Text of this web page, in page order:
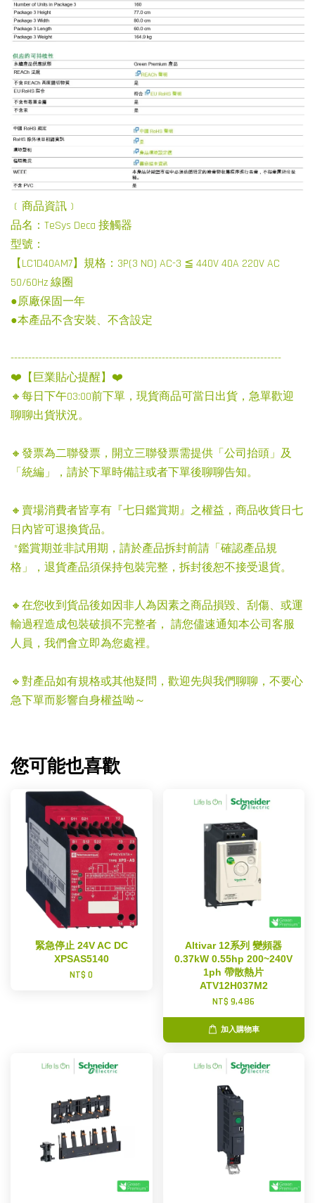
﹝商品資訊﹞
品名：TeSys Deca 接觸器
型號：
【LC1D40AM7】規格：3P(3 NO) AC-3 ≦ 440V 40A 220V AC
50/60Hz 線圈
●原廠保固一年
●本產品不含安裝、不含設定
-----------------------------------------------------------------------------
❤️【巨業貼心提醒】❤️
🔸每日下午03:00前下單，現貨商品可當日出貨，急單歡迎
聊聊出貨狀況。
🔸發票為二聯發票，開立三聯發票需提供「公司抬頭」及
「統編」，請於下單時備註或者下單後聊聊告知。
🔸賣場消費者皆享有『七日鑑賞期』之權益，商品收貨日七
日內皆可退換貨品。
*鑑賞期並非試用期，請於產品拆封前請「確認產品規
格」，退貨產品須保持包裝完整，拆封後恕不接受退貨。
🔸在您收到貨品後如因非人為因素之商品損毀、刮傷、或運
輸過程造成包裝破損不完整者， 請您儘速通知本公司客服
人員，我們會立即為您處裡。
🔹對產品如有規格或其他疑問，歡迎先與我們聊聊，不要心
急下單而影響自身權益呦～
您可能也喜歡
緊急停止 24V AC DC
XPSAS5140
NT$ 0
Altivar 12系列 變頻器
0.37kW 0.55hp 200~240V
1ph 帶散熱片
ATV12H037M2
NT$ 9,486
加入購物車